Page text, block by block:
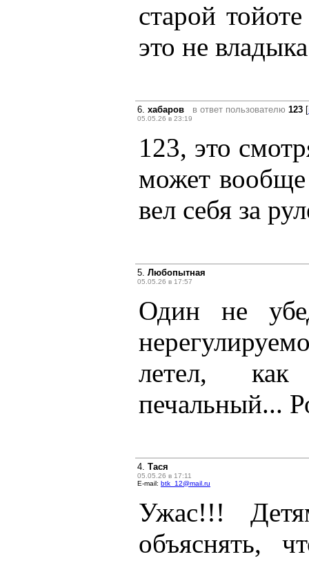
старой
это не
6. хабаров в ответ пользователю 123 [
05.05.26 в 23:19
123, это
может вообще
вел себя за
5. Любопытная
05.05.26 в 17:57
Один не
летел, как
печальный...
4. Тася
05.05.26 в 17:11
E-mail: btk_12@mail.ru
Ужас!!!
объяснять,